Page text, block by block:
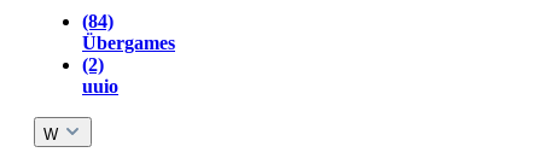
(84)
Übergames
(2)
uuio
W